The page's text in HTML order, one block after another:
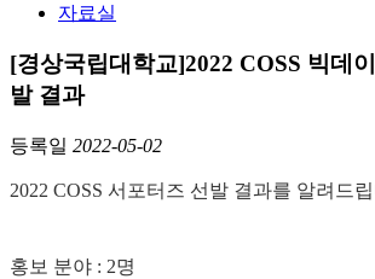
자료실
[경상국립대학교]2022 COSS 빅데
발 결과
등록일 2022-05-02
2022 COSS 서포터즈 선발 결과를 알려드
홍보 분야 : 2명